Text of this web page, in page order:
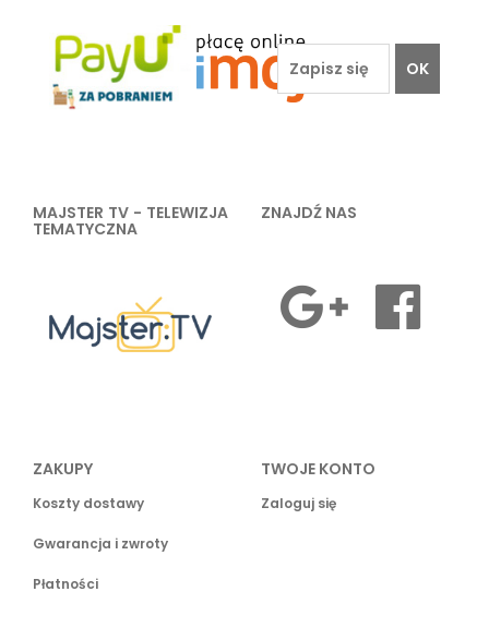
OK
MAJSTER TV - TELEWIZJA
TEMATYCZNA
ZNAJDŹ NAS
ZAKUPY
Koszty dostawy
Gwarancja i zwroty
Płatności
TWOJE KONTO
Zaloguj się